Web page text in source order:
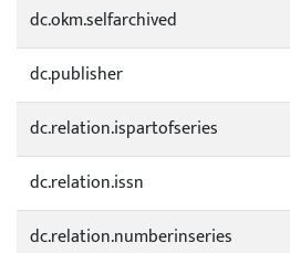
dc.okm.selfarchived
dc.publisher
dc.relation.ispartofseries
dc.relation.issn
dc.relation.numberinseries